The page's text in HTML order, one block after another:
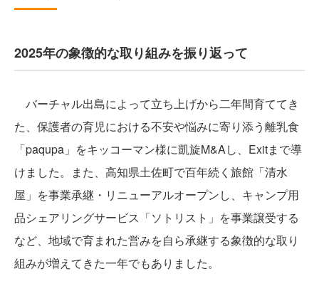
2025年の象徴的な取り組みを振り返って
バーチャル出島によって立ち上げから二年間育ててき
た、保護者の育児における不安や悩みに寄り添う離乳食
「paqupa」をキッコーマン様に凱旋M&Aし、Exitまで導
けました。また、高知県土佐町で百年続く旅館「清水
屋」を事業承継・リニューアルオープンし、キャンプ用
品シェアリングサービス「ソトリスト」を事業譲受する
など、地域で育まれた営みを自ら承継する象徴的な取り
組みが増えてきた一年でもありました。